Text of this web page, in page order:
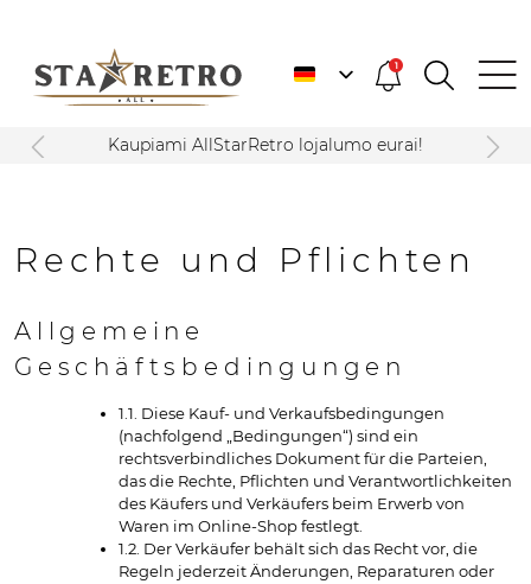
1
Kaupiami AllStarRetro lojalumo eurai!
Rechte und Pflichten
Allgemeine
Geschäftsbedingungen
1.1. Diese Kauf- und Verkaufsbedingungen
(nachfolgend „Bedingungen“) sind ein
rechtsverbindliches Dokument für die Parteien,
das die Rechte, Pflichten und Verantwortlichkeiten
des Käufers und Verkäufers beim Erwerb von
Waren im Online-Shop festlegt.
1.2. Der Verkäufer behält sich das Recht vor, die
Regeln jederzeit Änderungen, Reparaturen oder